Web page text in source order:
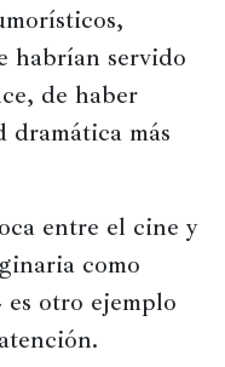
habrían servido
de haber
más
entre el cine y
como
es otro ejemplo